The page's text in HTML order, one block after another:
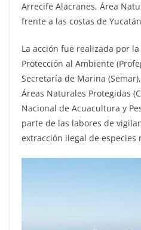
Arrecife Alacranes, Área
frente a las costas de
La acción fue realizada por
Protección al Ambiente
Secretaría de Marina
Áreas Naturales Protegidas
Nacional de Acuacultura y
parte de las labores de
extracción ilegal de especies